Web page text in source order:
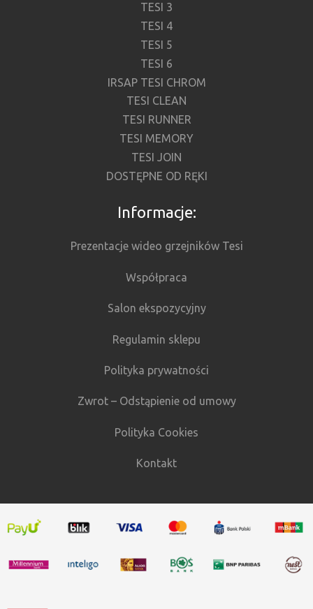
TESI 3
TESI 4
TESI 5
TESI 6
IRSAP TESI CHROM
TESI CLEAN
TESI RUNNER
TESI MEMORY
TESI JOIN
DOSTĘPNE OD RĘKI
Informacje:
Prezentacje wideo grzejników Tesi
Współpraca
Salon ekspozycyjny
Regulamin sklepu
Polityka prywatności
Zwrot – Odstąpienie od umowy
Polityka Cookies
Kontakt